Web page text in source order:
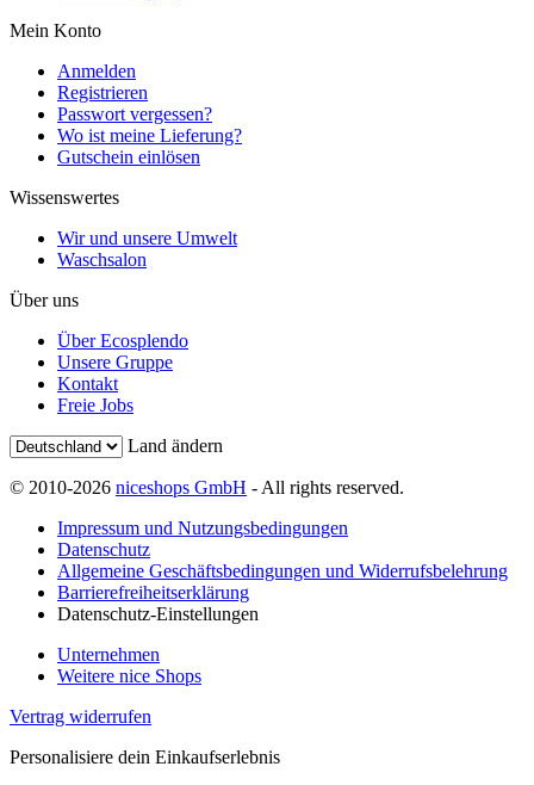
Mein Konto
Anmelden
Registrieren
Passwort vergessen?
Wo ist meine Lieferung?
Gutschein einlösen
Wissenswertes
Wir und unsere Umwelt
Waschsalon
Über uns
Über Ecosplendo
Unsere Gruppe
Kontakt
Freie Jobs
Land ändern
© 2010-2026 niceshops GmbH - All rights reserved.
Impressum und Nutzungsbedingungen
Datenschutz
Allgemeine Geschäftsbedingungen und Widerrufsbelehrung
Barrierefreiheitserklärung
Datenschutz-Einstellungen
Unternehmen
Weitere nice Shops
Vertrag widerrufen
Personalisiere dein Einkaufserlebnis